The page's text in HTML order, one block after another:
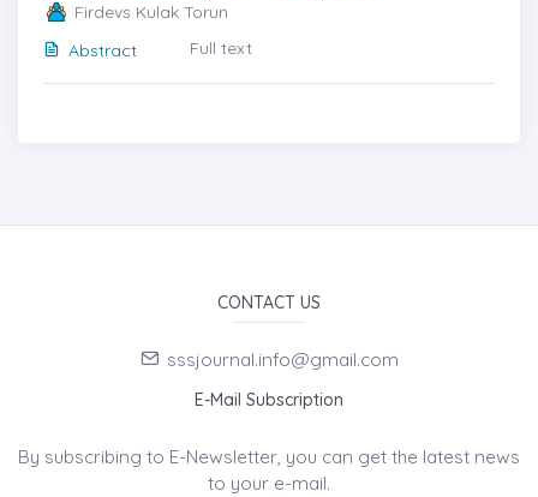
Firdevs Kulak Torun
Abstract
Full text
CONTACT US
sssjournal.info@gmail.com
E-Mail Subscription
By subscribing to E-Newsletter, you can get the latest news
to your e-mail.